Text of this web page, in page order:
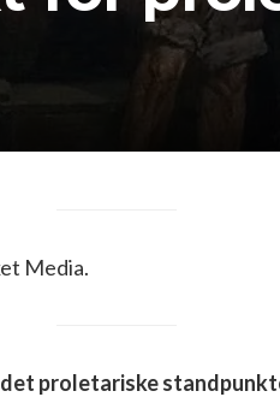
Media.
proletariske